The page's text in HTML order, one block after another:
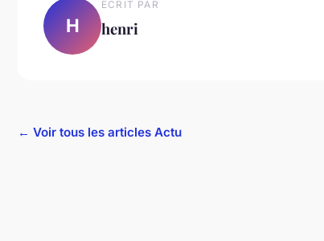
H
ECRIT PAR
henri
← Voir tous les articles Actu